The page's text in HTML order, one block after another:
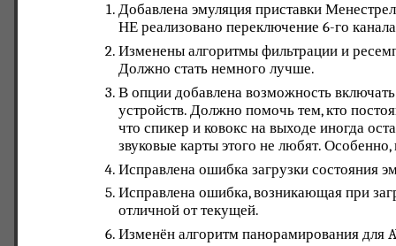
Добавлена эмуляция приставки
НЕ реализовано переключение 6-го
Изменены алгоритмы фильтрации и
Должно стать немного лучше.
В опции добавлена возможность
устройств. Должно помочь тем, кто
что спикер и ковокс на выходе иногда
звуковые карты этого не любят.
Исправлена ошибка загрузки состояния
Исправлена ошибка, возникающая при
отличной от текущей.
Изменён алгоритм панорамирования для